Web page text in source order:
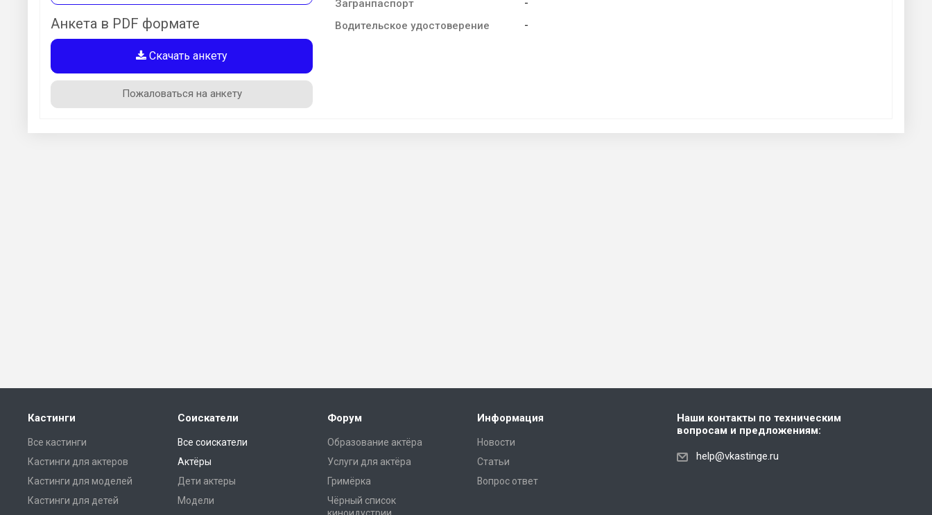
Анкета в PDF формате
Скачать анкету
Пожаловаться на анкету
Загранпаспорт -
Водительское удостоверение -
Кастинги
Все кастинги
Кастинги для актеров
Кастинги для моделей
Кастинги для детей
Соискатели
Все соискатели
Актёры
Дети актеры
Модели
Форум
Образование актёра
Услуги для актёра
Гримёрка
Чёрный список
Информация
Новости
Статьи
Вопрос ответ
Наши контакты по техническим
вопросам и предложениям:
help@vkastinge.ru